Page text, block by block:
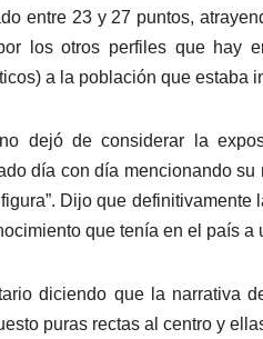
entre 23 y 27 puntos,
los otros perfiles que hay
a la población que estaba
dejó de considerar la
día con día mencionando
Dijo que
que tenía en el país
diciendo que la narrativa
puras rectas al centro y